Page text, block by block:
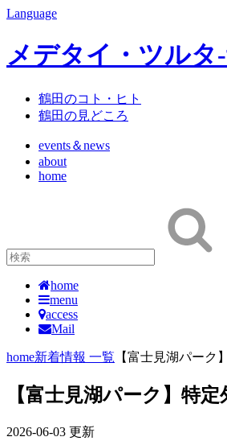
Language
メデタイ・ツルタ
鶴田のコト・ヒト
鶴田の見どころ
events＆news
about
home
home
menu
access
Mail
home新着情報 一覧 【富士見湖パーク
【富士見湖パーク】特
2026-06-03 更新